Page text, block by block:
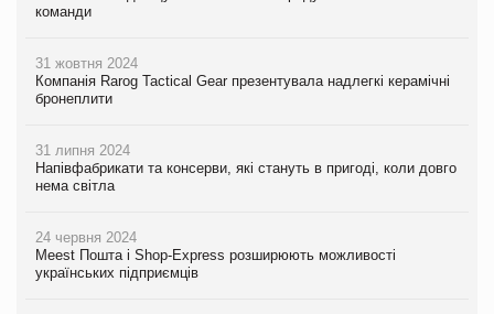
команди
31 жовтня 2024
Компанія Rarog Tactical Gear презентувала надлегкі керамічні
бронеплити
31 липня 2024
Напівфабрикати та консерви, які стануть в пригоді, коли довго
нема світла
24 червня 2024
Meest Пошта і Shop-Express розширюють можливості
українських підприємців